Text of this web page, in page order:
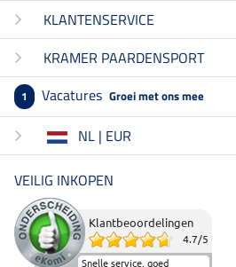
KLANTENSERVICE
KRAMER PAARDENSPORT
1 Vacatures Groei met ons mee
NL | EUR
VEILIG INKOPEN
Klantbeoordelingen
4.7/5
Snelle service, goed